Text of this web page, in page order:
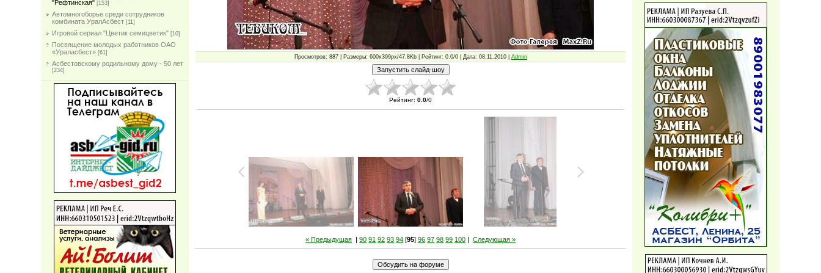
"Рефтинская" [153]
Автомногоборье среди сотрудников
комбината УралАсбест [11]
Игровой сериал "Цветик семицветик" [10]
Посвящение молодых работников ОАО
«Ураласбест» [61]
Асбестовскому родильному дому - 50 лет
[234]
Просмотров: 887 | Размеры: 600x399px/47.8Kb | Рейтинг: 0.0/0 | Дата: 08.11.2010 | Admin
Рейтинг: 0.0/0
« Предыдущая |90 91 92 93 94 [95]96 97 98 99 100 |Следующая »